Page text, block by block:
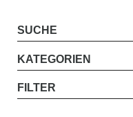
SUCHE
KATEGORIEN
FILTER